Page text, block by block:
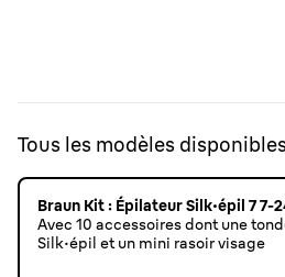
Tous les modèles disponibles
Braun Kit : Épilateur Silk·épil 7 7-
Avec 10 accessoires dont une
Silk·épil et un mini rasoir visage